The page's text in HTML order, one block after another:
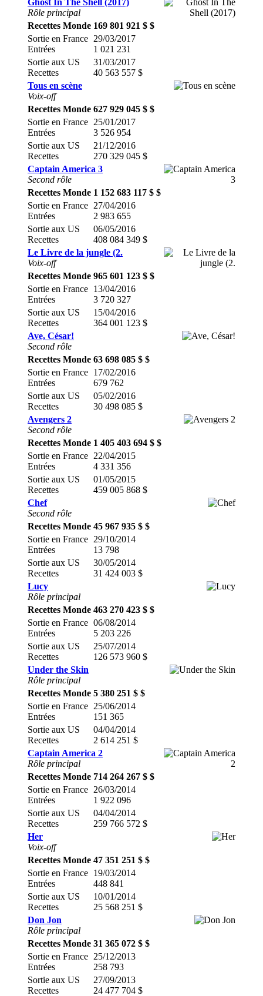
Ghost In The Shell (2017)
Rôle principal
Recettes Monde 169 801 921 $ $
Sortie en France
Entrées
29/03/2017
1 021 231
Sortie aux US
Recettes
31/03/2017
40 563 557 $
Tous en scène
Voix-off
Recettes Monde 627 929 045 $ $
Sortie en France
Entrées
25/01/2017
3 526 954
Sortie aux US
Recettes
21/12/2016
270 329 045 $
Captain America 3
Second rôle
Recettes Monde 1 152 683 117 $ $
Sortie en France
Entrées
27/04/2016
2 983 655
Sortie aux US
Recettes
06/05/2016
408 084 349 $
Le Livre de la jungle (2.
Voix-off
Recettes Monde 965 601 123 $ $
Sortie en France
Entrées
13/04/2016
3 720 327
Sortie aux US
Recettes
15/04/2016
364 001 123 $
Ave, César!
Second rôle
Recettes Monde 63 698 085 $ $
Sortie en France
Entrées
17/02/2016
679 762
Sortie aux US
Recettes
05/02/2016
30 498 085 $
Avengers 2
Second rôle
Recettes Monde 1 405 403 694 $ $
Sortie en France
Entrées
22/04/2015
4 331 356
Sortie aux US
Recettes
01/05/2015
459 005 868 $
Chef
Second rôle
Recettes Monde 45 967 935 $ $
Sortie en France
Entrées
29/10/2014
13 798
Sortie aux US
Recettes
30/05/2014
31 424 003 $
Lucy
Rôle principal
Recettes Monde 463 270 423 $ $
Sortie en France
Entrées
06/08/2014
5 203 226
Sortie aux US
Recettes
25/07/2014
126 573 960 $
Under the Skin
Rôle principal
Recettes Monde 5 380 251 $ $
Sortie en France
Entrées
25/06/2014
151 365
Sortie aux US
Recettes
04/04/2014
2 614 251 $
Captain America 2
Rôle principal
Recettes Monde 714 264 267 $ $
Sortie en France
Entrées
26/03/2014
1 922 096
Sortie aux US
Recettes
04/04/2014
259 766 572 $
Her
Voix-off
Recettes Monde 47 351 251 $ $
Sortie en France
Entrées
19/03/2014
448 841
Sortie aux US
Recettes
10/01/2014
25 568 251 $
Don Jon
Rôle principal
Recettes Monde 31 365 072 $ $
Sortie en France
Entrées
25/12/2013
258 793
Sortie aux US
Recettes
27/09/2013
24 477 704 $